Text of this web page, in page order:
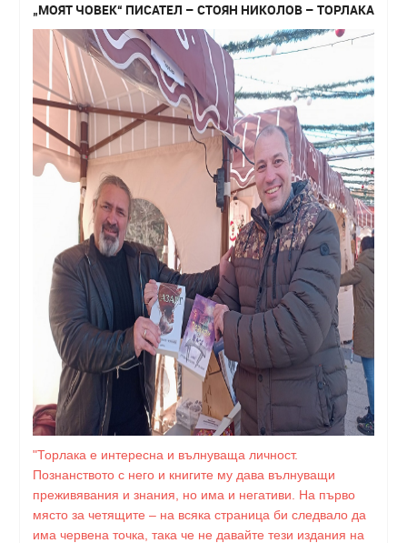
„МОЯТ ЧОВЕК“ ПИСАТЕЛ – СТОЯН НИКОЛОВ – ТОРЛАКА
"Торлака е интересна и вълнуваща личност.
Познанството с него и книгите му дава вълнуващи
преживявания и знания, но има и негативи. На първо
място за четящите – на всяка страница би следвало да
има червена точка, така че не давайте тези издания на